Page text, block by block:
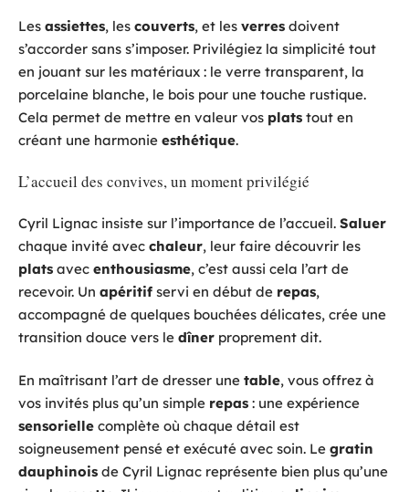
Les assiettes, les couverts, et les verres doivent
s’accorder sans s’imposer. Privilégiez la simplicité tout
en jouant sur les matériaux : le verre transparent, la
porcelaine blanche, le bois pour une touche rustique.
Cela permet de mettre en valeur vos plats tout en
créant une harmonie esthétique.
L’accueil des convives, un moment privilégié
Cyril Lignac insiste sur l’importance de l’accueil. Saluer
chaque invité avec chaleur, leur faire découvrir les
plats avec enthousiasme, c’est aussi cela l’art de
recevoir. Un apéritif servi en début de repas,
accompagné de quelques bouchées délicates, crée une
transition douce vers le dîner proprement dit.
En maîtrisant l’art de dresser une table, vous offrez à
vos invités plus qu’un simple repas : une expérience
sensorielle complète où chaque détail est
soigneusement pensé et exécuté avec soin. Le gratin
dauphinois de Cyril Lignac représente bien plus qu’une